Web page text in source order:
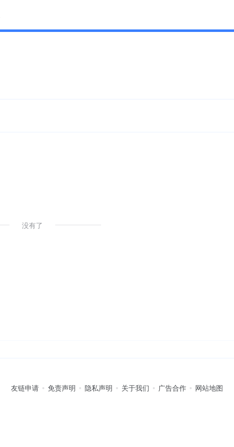
没有了
友链申请 免责声明 隐私声明 关于我们 广告合作 网站地图